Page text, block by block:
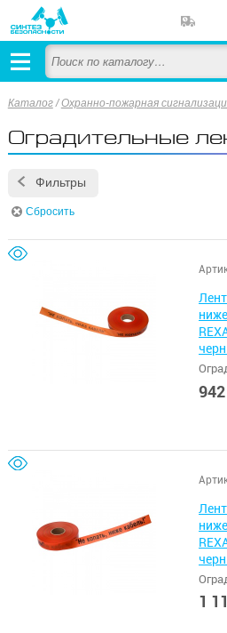
Каталог /Охранно-пожарная
Оградительные
Фильтры
Сбросить
942
1